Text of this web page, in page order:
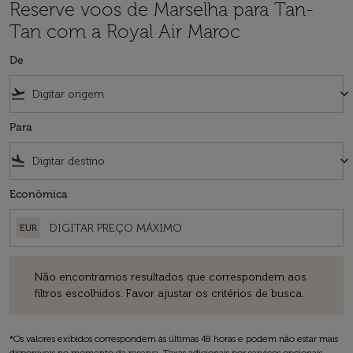
Reserve voos de Marselha para Tan-
Tan com a Royal Air Maroc
De
flight_takeoff keyboard_arrow_down
Para
flight_land keyboard_arrow_down
Econômica
EUR
Não encontramos resultados que correspondem aos
filtros escolhidos. Favor ajustar os critérios de busca.
*Os valores exibidos correspondem às últimas 48 horas e podem não estar mais